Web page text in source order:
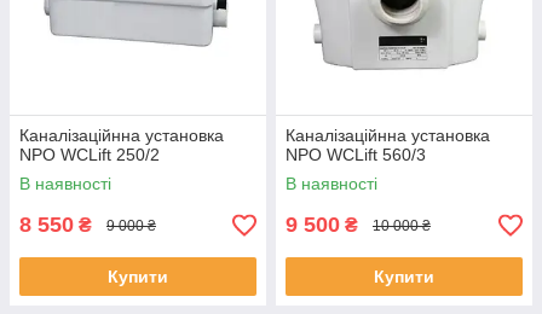
Каналізаційнна установка
NPO WCLift 250/2
В наявності
8 550 ₴ 9 000 ₴
Купити
Каналізаційнна установка
NPO WCLift 560/3
В наявності
9 500 ₴ 10 000 ₴
Купити